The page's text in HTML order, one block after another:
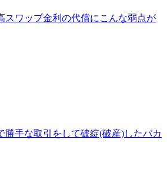
スワップ金利の代償にこんな弱点が
勝手な取引をして破綻(破産)したバカ